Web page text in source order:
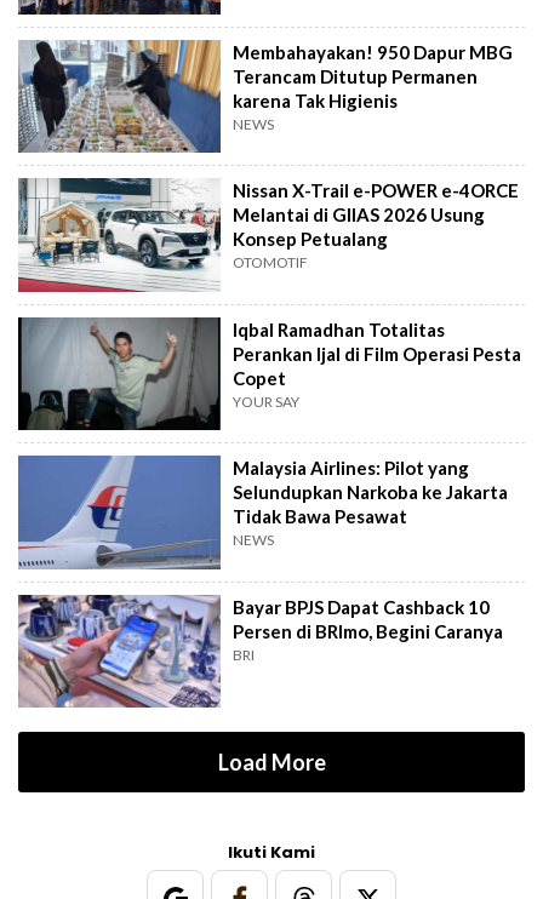
Membahayakan! 950 Dapur MBG
Terancam Ditutup Permanen
karena Tak Higienis
NEWS
Nissan X-Trail e-POWER e-4ORCE
Melantai di GIIAS 2026 Usung
Konsep Petualang
OTOMOTIF
Iqbal Ramadhan Totalitas
Perankan Ijal di Film Operasi Pesta
Copet
YOUR SAY
Malaysia Airlines: Pilot yang
Selundupkan Narkoba ke Jakarta
Tidak Bawa Pesawat
NEWS
Bayar BPJS Dapat Cashback 10
Persen di BRImo, Begini Caranya
BRI
Load More
Ikuti Kami